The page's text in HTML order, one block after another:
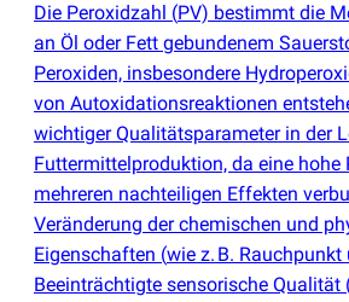
Die Peroxidzahl (PV) bestimmt die
an Öl oder Fett gebundenem
Peroxiden, insbesondere
von Autoxidationsreaktionen
wichtiger Qualitätsparameter in der
Futtermittelproduktion, da eine hohe
mehreren nachteiligen Effekten
Veränderung der chemischen und
Eigenschaften (wie z. B.
Beeinträchtigte sensorische Qualität